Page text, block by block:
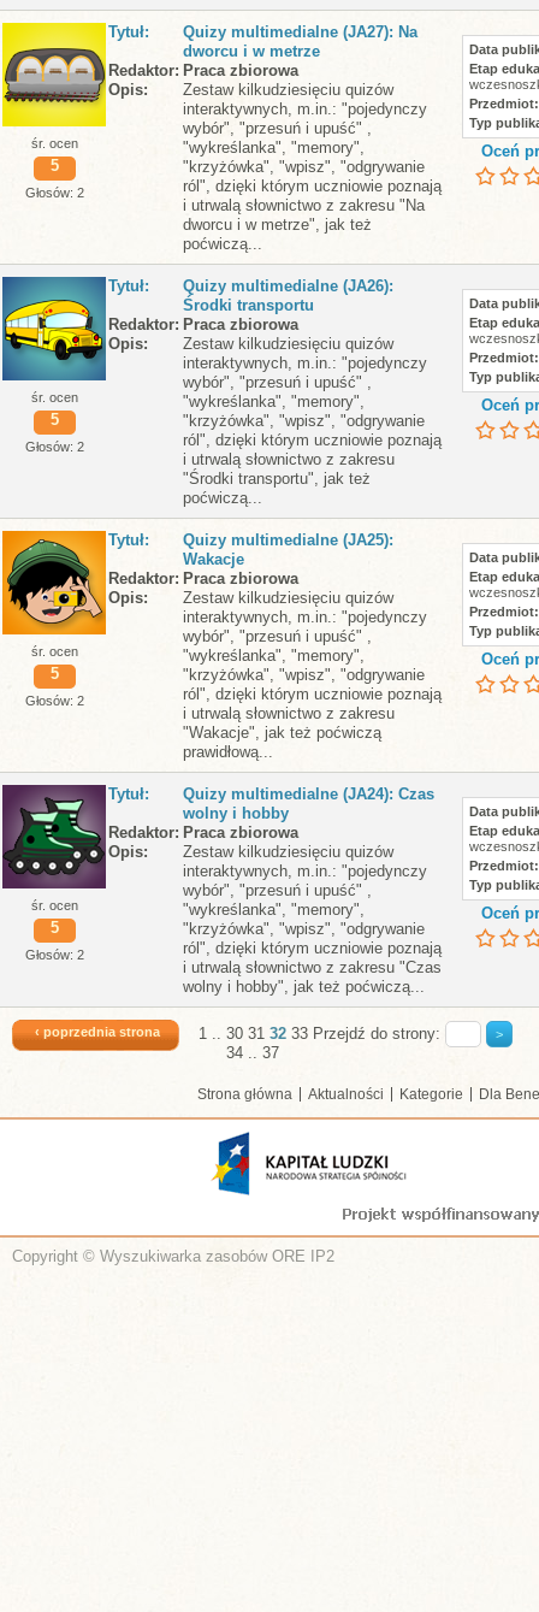
śr. ocen
5
Głosów: 2
Tytuł
Quizy multimedialne (JA27): Na
dworcu i w metrze
Redaktor Praca zbiorowa
Opis
Zestaw kilkudziesięciu quizów
interaktywnych, m.in.: "pojedynczy
wybór", "przesuń i upuść" ,
"wykreślanka", "memory",
"krzyżówka", "wpisz", "odgrywanie
ról", dzięki którym uczniowie poznają
i utrwalą słownictwo z zakresu "Na
dworcu i w metrze", jak też
poćwiczą...
Data
Etap
Przedmiot
Typ
Oceń
śr. ocen
5
Głosów: 2
Tytuł
Quizy multimedialne (JA26):
Środki transportu
Redaktor Praca zbiorowa
Opis
Zestaw kilkudziesięciu quizów
interaktywnych, m.in.: "pojedynczy
wybór", "przesuń i upuść" ,
"wykreślanka", "memory",
"krzyżówka", "wpisz", "odgrywanie
ról", dzięki którym uczniowie poznają
i utrwalą słownictwo z zakresu
"Środki transportu", jak też
poćwiczą...
Data
Etap
Przedmiot
Typ
Oceń
śr. ocen
5
Głosów: 2
Tytuł
Quizy multimedialne (JA25):
Wakacje
Redaktor Praca zbiorowa
Opis
Zestaw kilkudziesięciu quizów
interaktywnych, m.in.: "pojedynczy
wybór", "przesuń i upuść" ,
"wykreślanka", "memory",
"krzyżówka", "wpisz", "odgrywanie
ról", dzięki którym uczniowie poznają
i utrwalą słownictwo z zakresu
"Wakacje", jak też poćwiczą
prawidłową...
Data
Etap
Przedmiot
Typ
Oceń
śr. ocen
5
Głosów: 2
Tytuł
Quizy multimedialne (JA24): Czas
wolny i hobby
Redaktor Praca zbiorowa
Opis
Zestaw kilkudziesięciu quizów
interaktywnych, m.in.: "pojedynczy
wybór", "przesuń i upuść" ,
"wykreślanka", "memory",
"krzyżówka", "wpisz", "odgrywanie
ról", dzięki którym uczniowie poznają
i utrwalą słownictwo z zakresu "Czas
wolny i hobby", jak też poćwiczą...
Data
Etap
Przedmiot
Typ
Oceń
‹ poprzednia strona 1 .. 30 31 32 33
34 .. 37
Przejdź do strony:
Strona główna Aktualności Kategorie Dla
Copyright © Wyszukiwarka zasobów ORE IP2